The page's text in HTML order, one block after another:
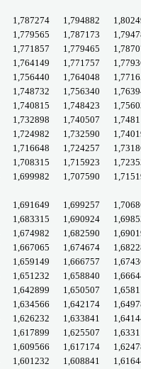
1,787274 1,794882
1,779565 1,787173
1,771857 1,779465
1,764149 1,771757
1,756440 1,764048
1,748732 1,756340
1,740815 1,748423
1,732898 1,740507
1,724982 1,732590
1,716648 1,724257
1,708315 1,715923
1,699982 1,707590
1,691649 1,699257
1,683315 1,690924
1,674982 1,682590
1,667065 1,674674
1,659149 1,666757
1,651232 1,658840
1,642899 1,650507
1,634566 1,642174
1,626232 1,633841
1,617899 1,625507
1,609566 1,617174
1,601232 1,608841